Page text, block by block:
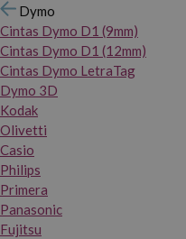
Dymo
Cintas Dymo D1 (9mm)
Cintas Dymo D1 (12mm)
Cintas Dymo LetraTag
Dymo 3D
Kodak
Olivetti
Casio
Philips
Primera
Panasonic
Fujitsu